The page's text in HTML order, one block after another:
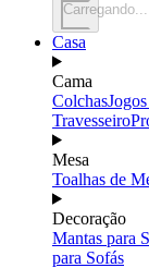
Carregando...
Casa
Cama
Colchas
Travesseiro
Mesa
Toalhas de
Decoração
Mantas para
para Sofás